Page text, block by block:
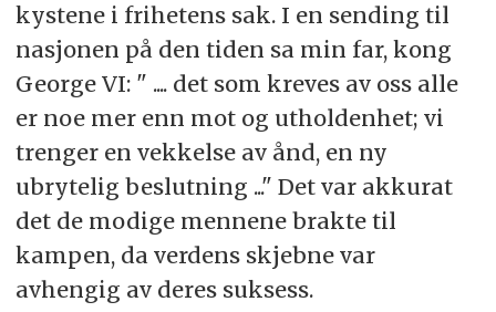
kystene i frihetens sak. I en sending til
nasjonen på den tiden sa min far, kong
George VI: " .... det som kreves av oss alle
er noe mer enn mot og utholdenhet; vi
trenger en vekkelse av ånd, en ny
ubrytelig beslutning ..." Det var akkurat
det de modige mennene brakte til
kampen, da verdens skjebne var
avhengig av deres suksess.